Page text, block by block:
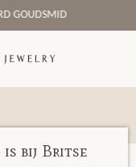
GOUDSMID
is bij Britse